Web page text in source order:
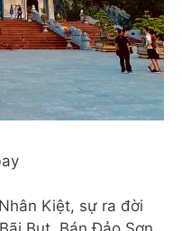
Kiệt, sự ra đời